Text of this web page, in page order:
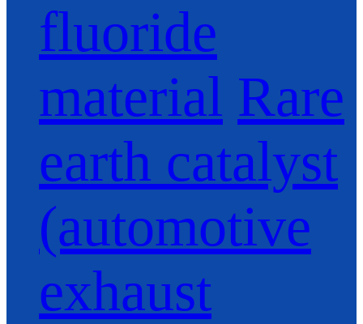
fluoride
material Rare
earth catalyst
(automotive
exhaust